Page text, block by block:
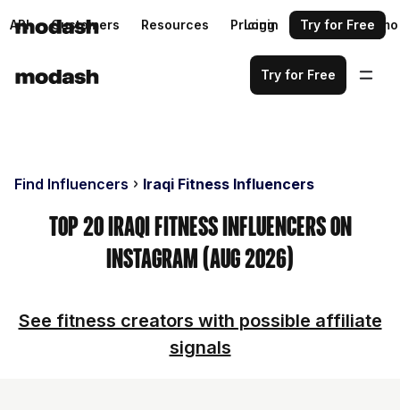
API Customers Resources Pricing Request a demo
Login Try for Free
Try for Free
Find Influencers Iraqi Fitness Influencers
Top 20 Iraqi Fitness Influencers on
Instagram (Aug 2026)
See fitness creators with possible affiliate
signals